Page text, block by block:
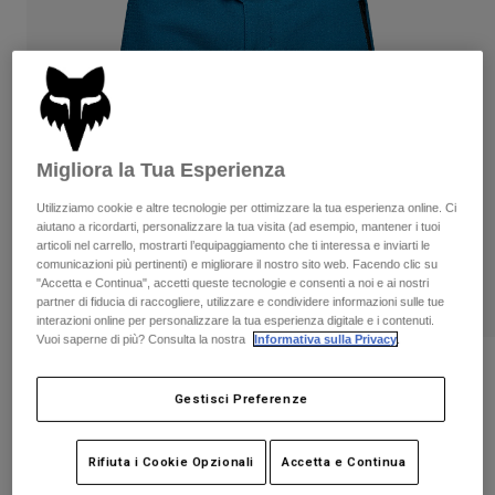
Pantaloni
Pantaloncini
Giacche
Guanti
Protezioni
Maschere
Accessori
Pantaloni
Guanti
Giacche
Maschere
Calze
Borse e accessori
Parti di ricambio
Vedi tutto
Donna
T-shirt
Felpe
Giacche
Pantaloni & Pantaloncini
Camicie
Vedi tutto
Bambini
Calze
Vedi tutto
Moto
Caschi
Maglie​
Pantaloni
Maschere
Pantaloncini Defend - Ragazzi
Prodotto n.32420
Migliora la Tua Esperienza
Utilizziamo cookie e altre tecnologie per ottimizzare la tua esperienza online. Ci
aiutano a ricordarti, personalizzare la tua visita (ad esempio, mantener i tuoi
articoli nel carrello, mostrarti l’equipaggiamento che ti interessa e inviarti le
comunicazioni più pertinenti) e migliorare il nostro sito web. Facendo clic su
"Accetta e Continua", accetti queste tecnologie e consenti a noi e ai nostri
partner di fiducia di raccogliere, utilizzare e condividere informazioni sulle tue
interazioni online per personalizzare la tua esperienza digitale e i contenuti.
Vuoi saperne di più? Consulta la nostra
Informativa sulla Privacy
Gestisci Preferenze
Rifiuta i Cookie Opzionali Accetta e Continua